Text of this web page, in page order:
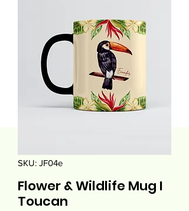
SKU: JF04e
Flower & Wildlife Mug I
Toucan